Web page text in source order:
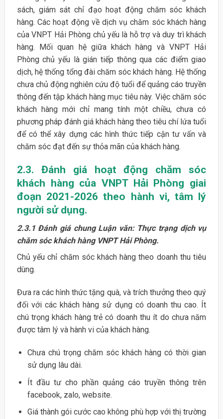
sách, giám sát chỉ đạo hoạt động chăm sóc khách
hàng. Các hoạt động về dịch vụ chăm sóc khách hàng
của VNPT Hải Phòng chủ yếu là hỗ trợ và duy trì khách
hàng. Mối quan hệ giữa khách hàng và VNPT Hải
Phòng chủ yếu là gián tiếp thông qua các điểm giao
dịch, hệ thống tổng đài chăm sóc khách hàng. Hệ thống
chưa chủ động nghiên cứu độ tuổi để quảng cáo truyền
thông đến tập khách hàng mục tiêu này. Việc chăm sóc
khách hàng mới chỉ mang tính một chiều, chưa có
phương pháp đánh giá khách hàng theo tiêu chí lứa tuổi
để có thể xây dựng các hình thức tiếp cận tư vấn và
chăm sóc đạt đến sự thỏa mãn của khách hàng.
2.3. Đánh giá hoạt động chăm sóc
khách hàng của VNPT Hải Phòng giai
đoạn 2021-2026 theo hành vi, tâm lý
người sử dụng.
2.3.1 Đánh giá chung Luận văn: Thực trạng dịch vụ
chăm sóc khách hàng VNPT Hải Phòng.
Chủ yếu chỉ chăm sóc khách hàng theo doanh thu tiêu
dùng.
Đưa ra các hình thức tặng quà, và trích thưởng theo quý
đối với các khách hàng sử dụng có doanh thu cao. Ít
chú trọng khách hàng trẻ có doanh thu ít do chưa năm
được tâm lý và hành vi của khách hàng.
Chưa chú trọng chăm sóc khách hàng có thời gian
sử dụng lâu dài.
Ít đầu tư cho phần quảng cáo truyền thông trên
facebook, zalo, website.
Giá thành gói cước cao không phù hợp với thị trường